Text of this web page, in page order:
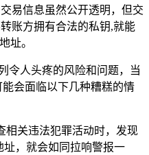
易信息虽然公开透明，但交
账方拥有合法的私钥,就能
址。
令人头疼的风险和问题，当
会面临以下几种糟糕的情
相关违法犯罪活动时，发现
址，就会如同拉响警报一